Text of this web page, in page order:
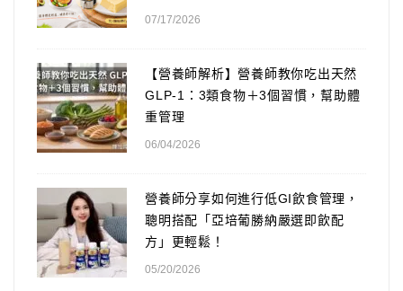
07/17/2026
【營養師解析】營養師教你吃出天然
GLP-1：3類食物＋3個習慣，幫助體
重管理
06/04/2026
營養師分享如何進行低GI飲食管理，
聰明搭配「亞培葡勝納嚴選即飲配
方」更輕鬆！
05/20/2026